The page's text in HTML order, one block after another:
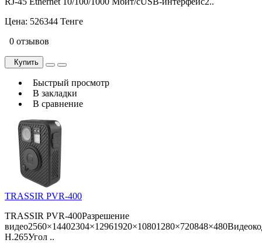
Цена: 526344 Тенге
0 отзывов
Купить
Быстрый просмотр
В закладки
В сравнение
TRASSIR PVR-400
TRASSIR PVR-400Разрешение
H.265Угол ..